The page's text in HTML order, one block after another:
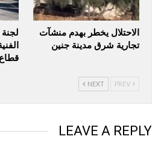
الاحتلال يخطر بهدم منشآت
تجارية شرق مدينة جنين
NEXT
LEAVE A REPLY